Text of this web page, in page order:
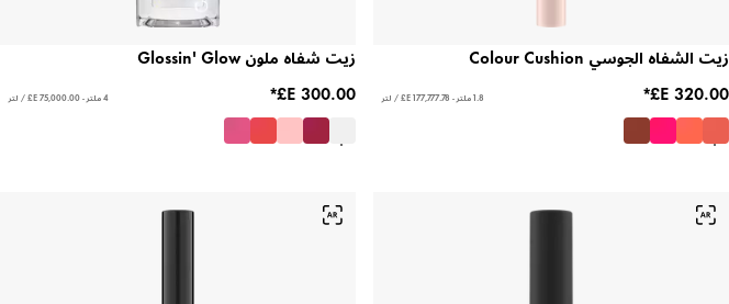
زيت الشفاه الجوسي Colour Cushion
1.8 ملتر - ‏177,777.78 E£ / لتر
زيت شفاه ملون Glossin' Glow
4 ملتر - ‏75,000.00 E£ / لتر